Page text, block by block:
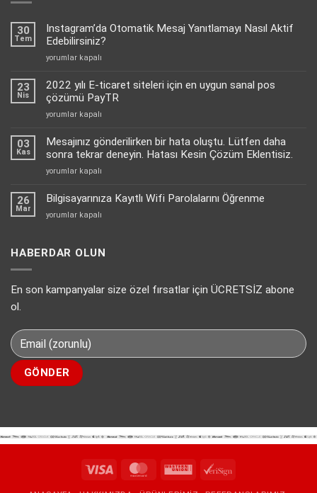
30
Tem
Instagram’da Otomatik Mesaj Yanıtlamayı Nasıl Aktif
Edebilirsiniz?
Instagram’da
Mesaj
Yanıtlamayı
Nasıl
Aktif
için
yorumlar kapalı
23
Nis
2022 yılı E-ticaret siteleri için en uygun sanal pos
çözümü PayTR
2022
E-
için
uygun
pos
için
yorumlar kapalı
03
Kas
Mesajınız gönderilirken bir hata oluştu. Lütfen daha
sonra tekrar deneyin. Hatası Kesin Çözüm Eklentisiz.
Mesajınız
bir
hata
oluştu.
sonra
Hatası
için
yorumlar kapalı
26
Mar
Bilgisayarınıza Kayıtlı Wifi Parolalarını Öğrenme
Bilgisayarınıza
Parolalarını
yorumlar kapalı
HABERDAR OLUN
En son kampanyalar size özel fırsatlar için ÜCRETSİZ abone
ol.
Visa MasterCardWestern